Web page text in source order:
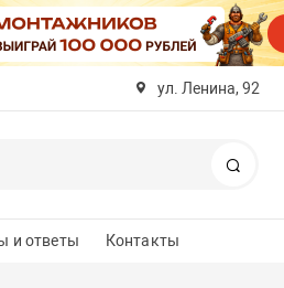
ул. Ленина, 92
и ответы Контакты